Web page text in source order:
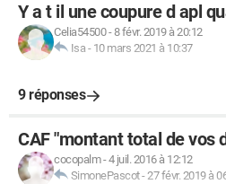
Y a t il une coupure d apl
Celia54500-8 févr. 2019 à 20:12
Isa - 10 mars 2021 à 10:37
9 réponses
CAF "montant total de vos
cocopalm-4 juil. 2016 à 12:12
SimonePascot-27 févr. 2019 à